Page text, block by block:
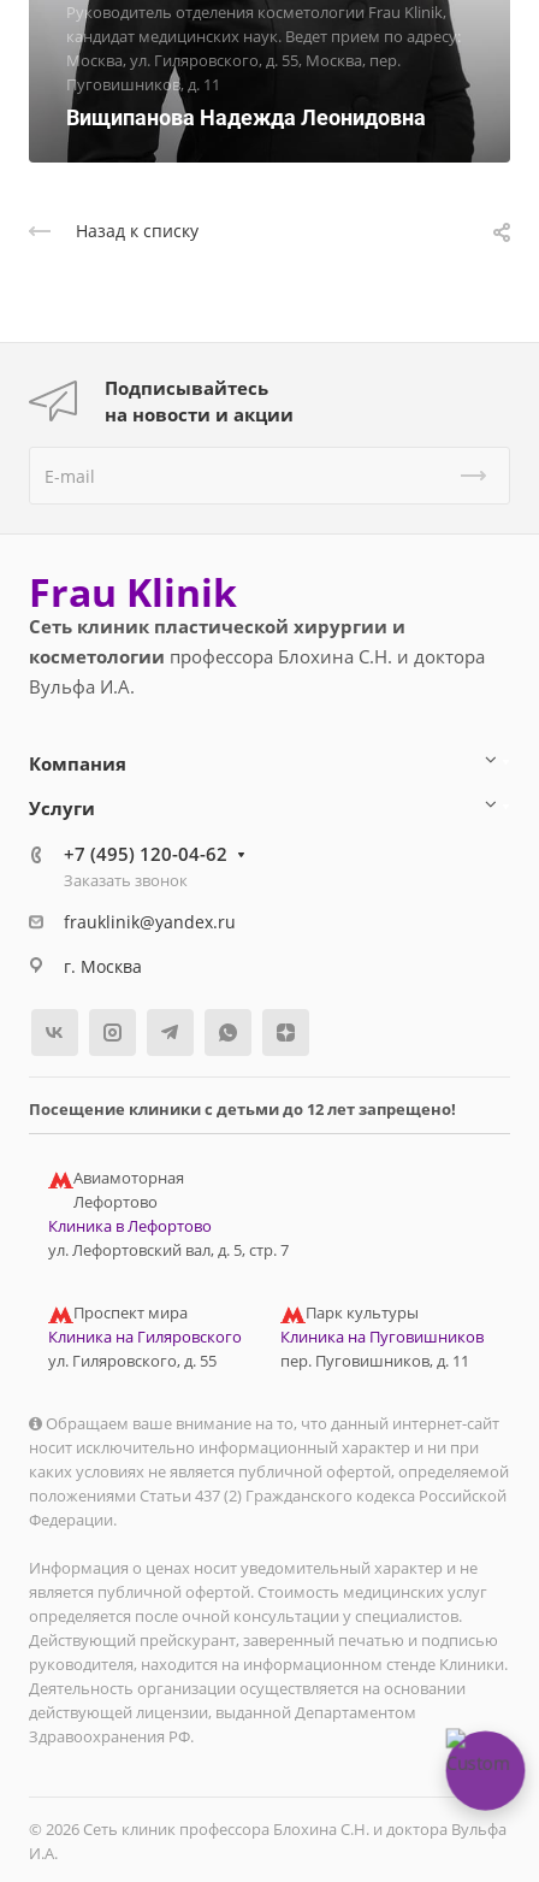
Руководитель отделения косметологии Frau Klinik,
кандидат медицинских наук. Ведет прием по адресу:
Москва, ул. Гиляровского, д. 55, Москва, пер.
Пуговишников, д. 11
Вищипанова Надежда Леонидовна
Назад к списку
Подписывайтесь
на новости и акции
Frau Klinik
Сеть клиник пластической хирургии и
косметологии профессора Блохина С.Н. и доктора
Вульфа И.А.
Компания
Услуги
+7 (495) 120-04-62
Заказать звонок
frauklinik@yandex.ru
г. Москва
Посещение клиники с детьми до 12 лет запрещено!
Авиамоторная
Лефортово
Клиника в Лефортово
ул. Лефортовский вал, д. 5, стр. 7
Проспект мира
Клиника на Гиляровского
ул. Гиляровского, д. 55
Парк культуры
Клиника на Пуговишников
пер. Пуговишников, д. 11
Обращаем ваше внимание на то, что данный интернет-сайт
носит исключительно информационный характер и ни при
каких условиях не является публичной офертой, определяемой
положениями Статьи 437 (2) Гражданского кодекса Российской
Федерации.
Информация о ценах носит уведомительный характер и не
является публичной офертой. Стоимость медицинских услуг
определяется после очной консультации у специалистов.
Действующий прейскурант, заверенный печатью и подписью
руководителя, находится на информационном стенде Клиники.
Деятельность организации осуществляется на основании
действующей лицензии, выданной Департаментом
Здравоохранения РФ.
© 2026 Сеть клиник профессора Блохина С.Н. и доктора Вульфа
И.А.